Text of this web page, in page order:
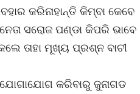
କରିନାହାନ୍ତି କିମ୍ବା କେବେ
ନେତା ସରୋଜ ପଣ୍ଡା କିପରି ଭାବେ
ତାହା ମୂଖ୍ୟ ପ୍ରଶ୍ନ ବାଚୀ
କରିବାରୁ ଜୁନାଗଡ